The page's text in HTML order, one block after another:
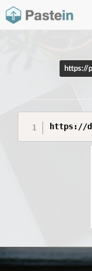
https://
https://